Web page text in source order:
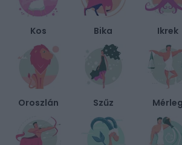
Kos Bika Ikrek
Oroszlán Szűz Mérleg